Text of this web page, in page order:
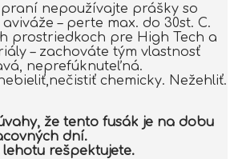
nepoužívajte prášky so
– perte max. do 30st. C.
prostriedkoch pre High Tech a
– zachováte tým vlastnosť
neprefúknuteľná.
chemicky. Nežehliť.
že tento fusák je na dobu
dní.
lehotu rešpektujete.